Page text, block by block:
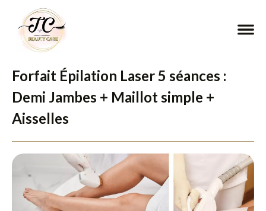
Forfait Épilation Laser 5 séances :
Demi Jambes + Maillot simple +
Aisselles